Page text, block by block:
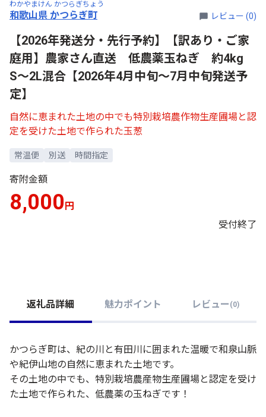
わかやまけん かつらぎちょう
和歌山県 かつらぎ町 レビュー (0)
【2026年発送分・先行予約】【訳あり・ご家
庭用】農家さん直送 低農薬玉ねぎ 約4kg
S～2L混合【2026年4月中旬～7月中旬発送予
定】
自然に恵まれた土地の中でも特別栽培農作物生産圃場と認
定を受けた土地で作られた玉葱
常温便 別送 時間指定
寄附金額
8,000 円
受付終了
返礼品詳細 魅力ポイント レビュー (0)
かつらぎ町は、紀の川と有田川に囲まれた温暖で和泉山脈
や紀伊山地の自然に恵まれた土地です。
その土地の中でも、特別栽培農産物生産圃場と認定を受け
た土地で作られた、低農薬の玉ねぎです！